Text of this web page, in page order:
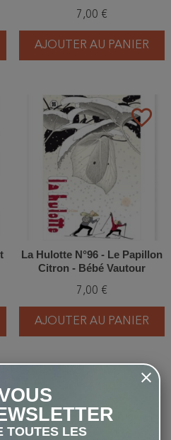
7,00 €
AJOUTER AU PANIER
favorite_border
La Hulotte N°96 - Le Papillon
Citron - Bébé Vautour
7,00 €
AJOUTER AU PANIER
TOUTES LES